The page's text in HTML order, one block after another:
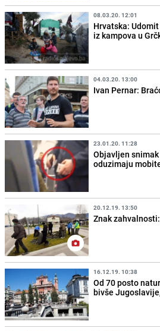
08.03.20. 12:01
Hrvatska:
iz kampova u
04.03.20. 13:00
Ivan Pernar:
23.01.20. 11:28
Objavljen
oduzimaju
20.12.19. 13:50
Znak
16.12.19. 10:38
Od 70 posto
bivše